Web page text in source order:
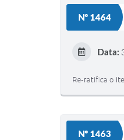
Nº 1464
Data:
Re-ratifica o
Nº 1463